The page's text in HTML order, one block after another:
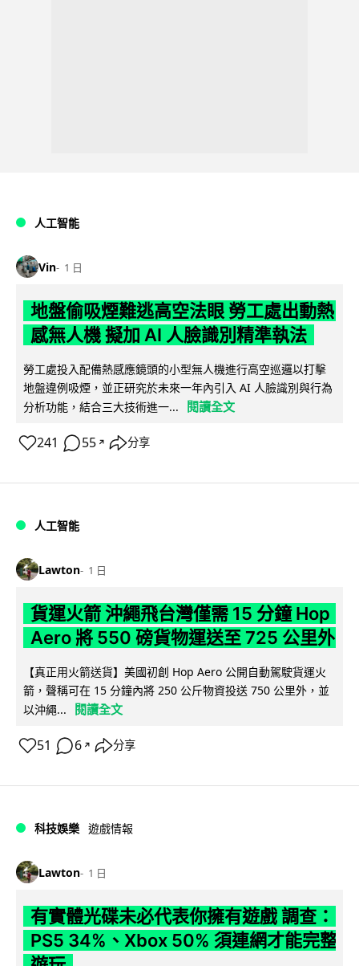
人工智能
Vin 1 日
地盤偷吸煙難逃高空法眼 勞工處出動熱
感無人機 擬加 AI 人臉識別精準執法
勞工處投入配備熱感應鏡頭的小型無人機進行高空巡邏以打擊
地盤違例吸煙，並正研究於未來一年內引入 AI 人臉識別與行為
分析功能，結合三大技術進一...
閱讀全文
241 55 ↗ 分享
人工智能
Lawton 1 日
貨運火箭 沖繩飛台灣僅需 15 分鐘 Hop
Aero 將 550 磅貨物運送至 725 公里外
【真正用火箭送貨】美國初創 Hop Aero 公開自動駕駛貨運火
箭，聲稱可在 15 分鐘內將 250 公斤物資投送 750 公里外，並
以沖繩...
閱讀全文
51 6 ↗ 分享
科技娛樂 遊戲情報
Lawton 1 日
有實體光碟未必代表你擁有遊戲 調查：
PS5 34%、Xbox 50% 須連網才能完整